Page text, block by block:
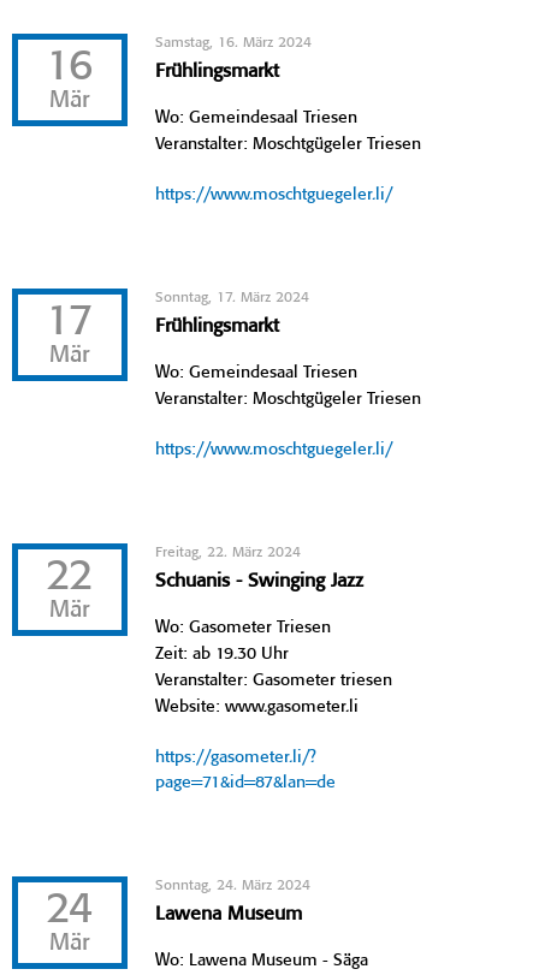
16
Mär
Samstag, 16. März 2024
Frühlingsmarkt
Wo: Gemeindesaal Triesen
Veranstalter: Moschtgügeler Triesen
https://www.moschtguegeler.li/
17
Mär
Sonntag, 17. März 2024
Frühlingsmarkt
Wo: Gemeindesaal Triesen
Veranstalter: Moschtgügeler Triesen
https://www.moschtguegeler.li/
22
Mär
Freitag, 22. März 2024
Schuanis - Swinging Jazz
Wo: Gasometer Triesen
Zeit: ab 19.30 Uhr
Veranstalter: Gasometer triesen
Website: www.gasometer.li
https://gasometer.li/?
page=71&id=87&lan=de
24
Mär
Sonntag, 24. März 2024
Lawena Museum
Wo: Lawena Museum - Säga